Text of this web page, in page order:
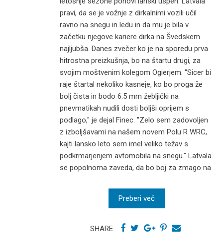
pravi, da se je vožnje z dirkalnimi vozili učil
ravno na snegu in ledu in da mu je bila v
začetku njegove kariere dirka na Švedskem
najljubša. Danes zvečer ko je na sporedu prva
hitrostna preizkušnja, bo na štartu drugi, za
svojim moštvenim kolegom Ogierjem. "Sicer bi
raje štartal nekoliko kasneje, ko bo proga že
bolj čista in bodo 6.5 mm žebljički na
pnevmatikah nudili dosti boljši oprijem s
podlago," je dejal Finec. "Zelo sem zadovoljen
z izboljšavami na našem novem Polu R WRC,
kajti lansko leto sem imel veliko težav s
podkrmarjenjem avtomobila na snegu." Latvala
se popolnoma zaveda, da bo boj za zmago na
Preberi več
SHARE